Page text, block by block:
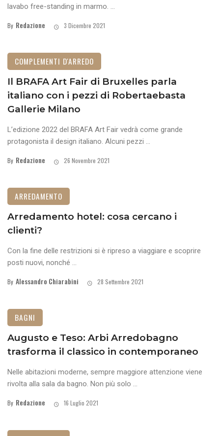
lavabo free-standing in marmo. ...
By Redazione 3 Dicembre 2021
COMPLEMENTI D'ARREDO
Il BRAFA Art Fair di Bruxelles parla
italiano con i pezzi di Robertaebasta
Gallerie Milano
L’edizione 2022 del BRAFA Art Fair vedrà come grande
protagonista il design italiano. Alcuni pezzi ...
By Redazione 26 Novembre 2021
ARREDAMENTO
Arredamento hotel: cosa cercano i
clienti?
Con la fine delle restrizioni si è ripreso a viaggiare e scoprire
posti nuovi, nonché ...
By Alessandro Chiarabini 28 Settembre 2021
BAGNI
Augusto e Teso: Arbi Arredobagno
trasforma il classico in contemporaneo
Nelle abitazioni moderne, sempre maggiore attenzione viene
rivolta alla sala da bagno. Non più solo ...
By Redazione 16 Luglio 2021